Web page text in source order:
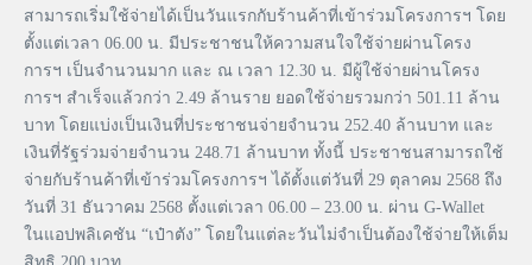
สามารถเริ่มใช้จ่ายได้เป็นวันแรกกับร้านค้าที่เข้าร่วมโครงการฯ โดย
ตั้งแต่เวลา 06.00 น. มีประชาชนให้ความสนใจใช้จ่ายผ่านโครง
การฯ เป็นจำนวนมาก และ ณ เวลา 12.30 น. มีผู้ใช้จ่ายผ่านโครง
การฯ สำเร็จแล้วกว่า 2.49 ล้านราย ยอดใช้จ่ายรวมกว่า 501.11 ล้าน
บาท โดยแบ่งเป็นเงินที่ประชาชนจ่ายจำนวน 252.40 ล้านบาท และ
เงินที่รัฐร่วมจ่ายจำนวน 248.71 ล้านบาท ทั้งนี้ ประชาชนสามารถใช้
จ่ายกับร้านค้าที่เข้าร่วมโครงการฯ ได้ตั้งแต่วันที่ 29 ตุลาคม 2568 ถึง
วันที่ 31 ธันวาคม 2568 ตั้งแต่เวลา 06.00 – 23.00 น. ผ่าน G-Wallet
ในแอปพลิเคชัน “เป๋าตัง” โดยในแต่ละวันไม่จำเป็นต้องใช้จ่ายให้เต็ม